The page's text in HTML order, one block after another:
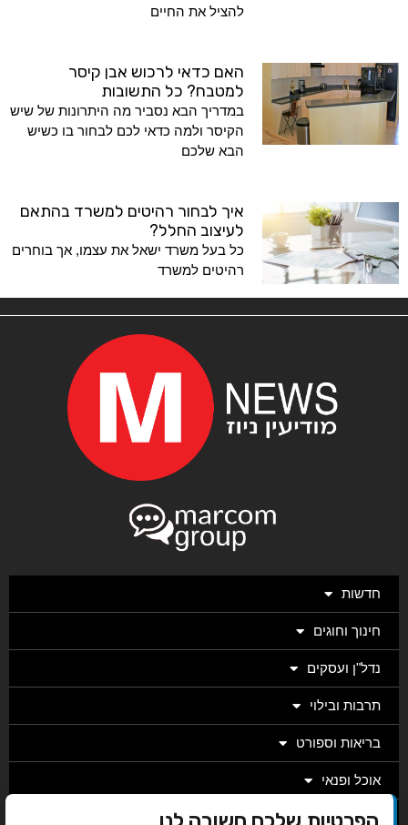
להציל את החיים
האם כדאי לרכוש אבן קיסר
למטבח? כל התשובות
במדריך הבא נסביר מה היתרונות של שיש
הקיסר ולמה כדאי לכם לבחור בו כשיש
הבא שלכם
איך לבחור רהיטים למשרד בהתאם
לעיצוב החלל?
כל בעל משרד ישאל את עצמו, אך בוחרים
רהיטים למשרד
חדשות
חינוך וחוגים
נדל"ן ועסקים
תרבות ובילוי
בריאות וספורט
אוכל ופנאי
מגזין